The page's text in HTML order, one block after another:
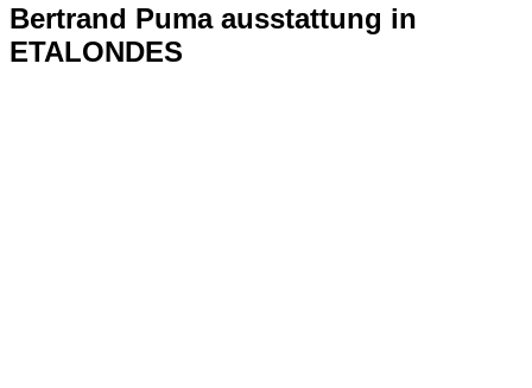
Bertrand Puma ausstattung in
ETALONDES